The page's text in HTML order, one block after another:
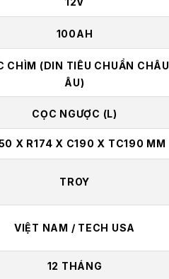
100AH
CHÌM (DIN TIÊU CHUẨN CHÂU
ÂU)
CỌC NGƯỢC (L)
X R174 X C190 X TC190 MM
TROY
VIỆT NAM / TECH USA
12 THÁNG